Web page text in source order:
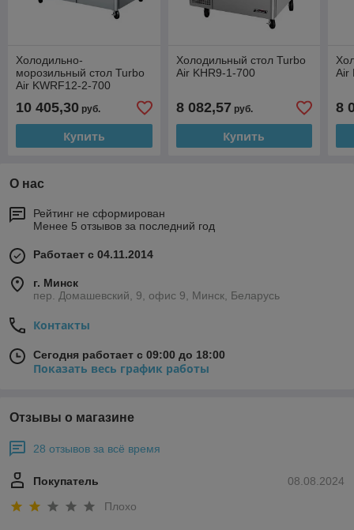
Холодильно-
морозильный стол Turbo
Air KWRF12-2-700
10 405,30 руб.
Купить
Холодильный стол Turbo
Air KHR9-1-700
8 082,57 руб.
Купить
Air
8
О нас
Рейтинг не сформирован
Менее 5 отзывов за последний год
Работает с 04.11.2014
г. Минск
пер. Домашевский, 9, офис 9, Минск, Беларусь
Контакты
Сегодня работает с 09:00 до 18:00
Показать весь график работы
Отзывы о магазине
28 отзывов за всё время
08.08.2024
Покупатель
Плохо